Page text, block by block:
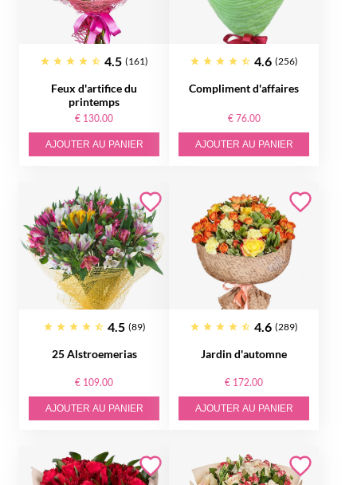
4.5 (161)
Feux d'artifice du
printemps
€ 130.00
AJOUTER AU PANIER
4.6 (256)
Compliment d'affaires
€ 76.00
AJOUTER AU PANIER
4.5 (89)
25 Alstroemerias
€ 109.00
AJOUTER AU PANIER
4.6 (289)
Jardin d'automne
€ 172.00
AJOUTER AU PANIER